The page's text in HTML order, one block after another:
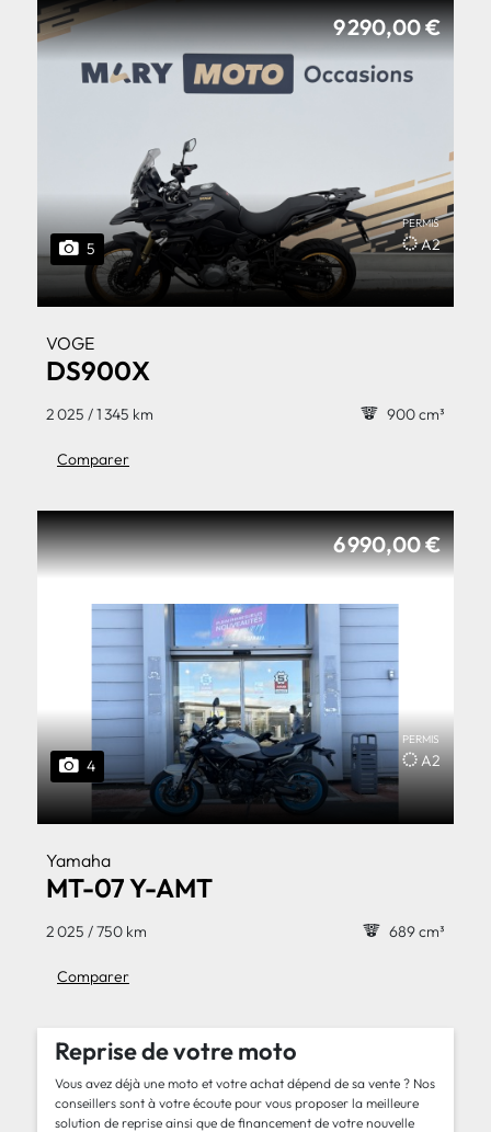
9 290,00 €
5
PERMIS
A2
VOGE
DS900X
2 025 / 1 345 km 900 cm³
Comparer
6 990,00 €
4
PERMIS
A2
Yamaha
MT-07 Y-AMT
2 025 / 750 km 689 cm³
Comparer
Reprise de votre moto
Vous avez déjà une moto et votre achat dépend de sa vente ? Nos
conseillers sont à votre écoute pour vous proposer la meilleure
solution de reprise ainsi que de financement de votre nouvelle